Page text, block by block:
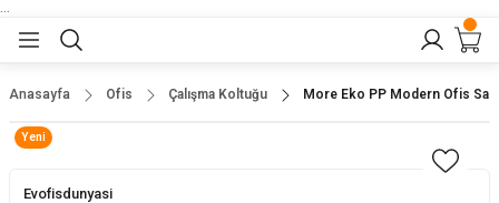
Anasayfa Ofis Çalışma Koltuğu More Eko PP Modern Ofis
Yeni
Evofisdunyasi